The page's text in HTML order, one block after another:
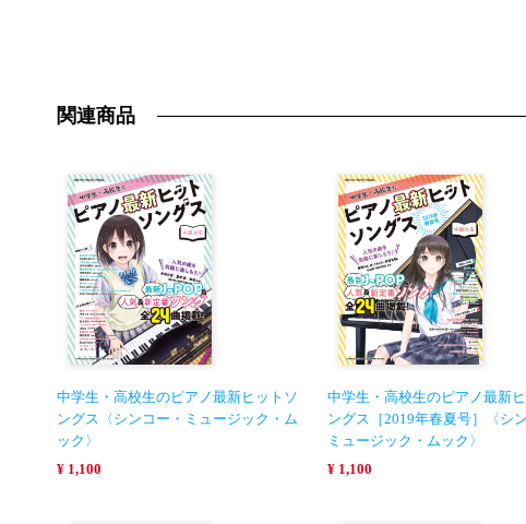
関連商品
中学生・高校生のピアノ最新ヒットソ
ングス〈シンコー・ミュージック・ム
ック〉
¥ 1,100
中学生・高校生のピアノ最新
ングス［2019年春夏号］〈シ
ミュージック・ムック〉
¥ 1,100